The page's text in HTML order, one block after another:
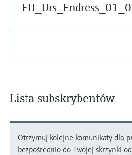
Lista subskrybentów
Otrzymuj kolejne komunikaty dla
bezpośrednio do Twojej skrzynki